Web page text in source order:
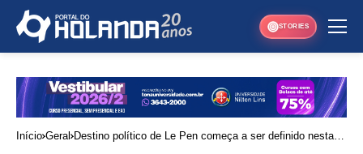
STORIES
Início Geral Destino político de Le Pen começa a ser definido nesta